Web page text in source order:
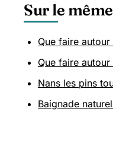
Sur le
Que faire
Que faire
Nans les pins
Baignade